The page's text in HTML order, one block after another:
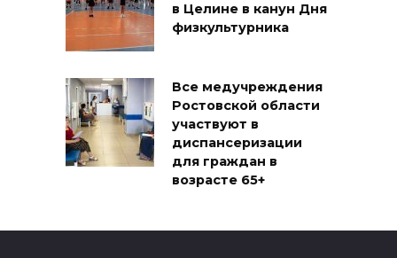
в Целине в канун Дня
физкультурника
Все медучреждения
Ростовской области
участвуют в
диспансеризации
для граждан в
возрасте 65+